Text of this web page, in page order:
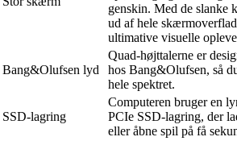
genskin. Med de slanke
ud af hele
ultimative visuelle
Bang&Olufsen lyd
Quad-højttalerne er
hos Bang&Olufsen, så
hele spektret.
SSD-lagring
Computeren bruger en
PCIe SSD-lagring, der
eller åbne spil på få